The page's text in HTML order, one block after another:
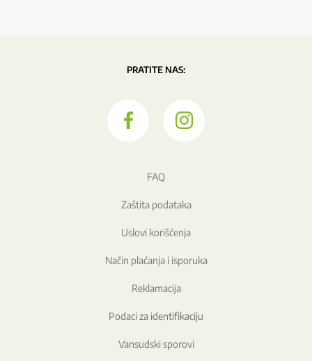
PRATITE NAS:
FAQ
Zaštita podataka
Uslovi korišćenja
Način plaćanja i isporuka
Reklamacija
Podaci za identifikaciju
Vansudski sporovi